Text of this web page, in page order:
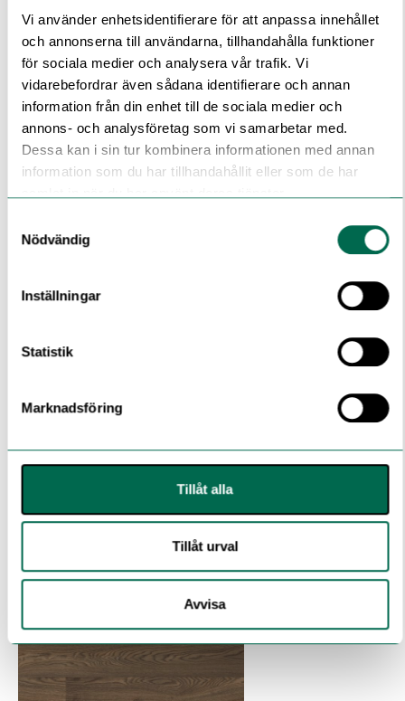
Vi använder enhetsidentifierare för att anpassa innehållet
och annonserna till användarna, tillhandahålla funktioner
för sociala medier och analysera vår trafik. Vi
vidarebefordrar även sådana identifierare och annan
information från din enhet till de sociala medier och
annons- och analysföretag som vi samarbetar med.
Dessa kan i sin tur kombinera informationen med annan
information som du har tillhandahållit eller som de har
Nödvändig
Inställningar
Statistik
Marknadsföring
Tillåt alla
Tillåt urval
Avvisa
Oslo Oak 3104
Alloyed Timber 3105
Parish Oak Parquet 3106
Newport Oak 3109
Oiled Oak 2990
Rural Deckwood 3102